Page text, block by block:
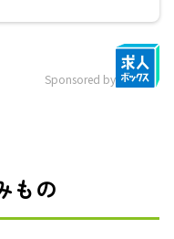
Sponsored by
もの